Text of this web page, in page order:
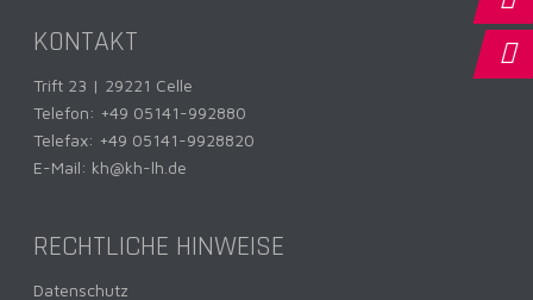
KONTAKT
Trift 23 | 29221 Celle
Telefon: +49 05141-992880
Telefax: +49 05141-9928820
E-Mail: kh@kh-lh.de
RECHTLICHE HINWEISE
Datenschutz